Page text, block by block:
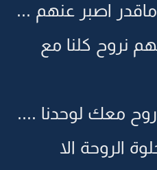
اصبر عنهم ...
نروح كلنا مع
معك لوحدنا ....
الروحة الا